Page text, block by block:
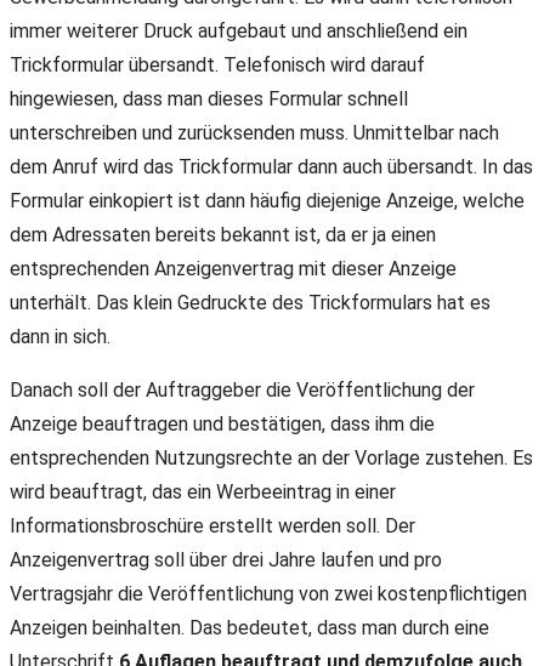
immer weiterer Druck aufgebaut und anschließend ein
Trickformular übersandt. Telefonisch wird darauf
hingewiesen, dass man dieses Formular schnell
unterschreiben und zurücksenden muss. Unmittelbar nach
dem Anruf wird das Trickformular dann auch übersandt. In das
Formular einkopiert ist dann häufig diejenige Anzeige, welche
dem Adressaten bereits bekannt ist, da er ja einen
entsprechenden Anzeigenvertrag mit dieser Anzeige
unterhält. Das klein Gedruckte des Trickformulars hat es
dann in sich.
Danach soll der Auftraggeber die Veröffentlichung der
Anzeige beauftragen und bestätigen, dass ihm die
entsprechenden Nutzungsrechte an der Vorlage zustehen. Es
wird beauftragt, das ein Werbeeintrag in einer
Informationsbroschüre erstellt werden soll. Der
Anzeigenvertrag soll über drei Jahre laufen und pro
Vertragsjahr die Veröffentlichung von zwei kostenpflichtigen
Anzeigen beinhalten. Das bedeutet, dass man durch eine